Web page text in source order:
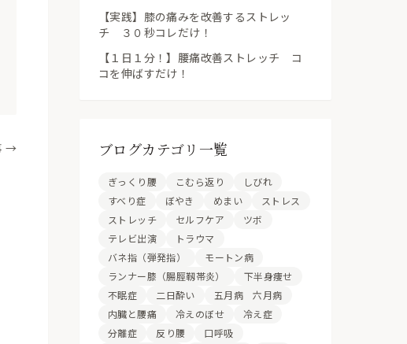
→
【実践】膝の痛みを改善するストレッ
チ ３０秒コレだけ！
【１日１分！】腰痛改善ストレッチ コ
コを伸ばすだけ！
ブログカテゴリ一覧
ぎっくり腰 こむら返り
しびれ
すべり症
ぼやき めまい
ストレス
ストレッチ
セルフケア
ツボ
テレビ出演
トラウマ
バネ指（弾発指）
モートン病
ランナー膝（腸脛靱帯炎）
下半身痩せ
不眠症
二日酔い
五月病 六月病
内臓と腰痛
冷えのぼせ
冷え症
分離症
反り腰
口呼吸